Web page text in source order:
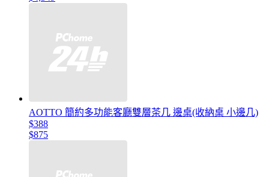
AOTTO 簡約多功能客廳雙層茶几 邊桌(收納桌 小邊几)
$388
$875